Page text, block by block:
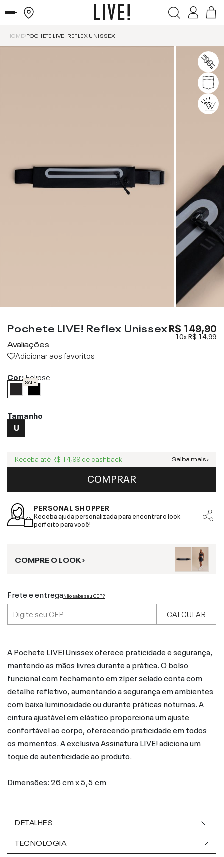
HOME POCHETE LIVE! REFLEX UNISSEX
Pochete LIVE! Reflex Unissex
Avaliações
Adicionar aos favoritos
R$ 149,90
10xR$ 14,99
Cor:Eclipse
SALE
Tamanho
U
Receba até R$ 14,99 de cashback Saiba mais ›
COMPRAR
PERSONAL SHOPPER
Receba ajuda personalizada para encontrar o look
perfeito para você!
COMPRE O LOOK ›
Frete e entregaNão sabe seu CEP?
CALCULAR
A Pochete LIVE! Unissex oferece praticidade e segurança,
mantendo as mãos livres durante a prática. O bolso
funcional com fechamento em zíper selado conta com
detalhe refletivo, aumentando a segurança em ambientes
com baixa luminosidade ou durante práticas noturnas. A
cintura ajustável em elástico proporciona um ajuste
confortável ao corpo, oferecendo praticidade em todos
os momentos. A exclusiva Assinatura LIVE! adiciona um
toque de autenticidade ao produto.
Dimensões: 26 cm x 5,5 cm
DETALHES
TECNOLOGIA